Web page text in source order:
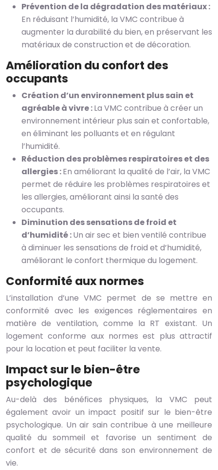
Prévention de la dégradation des matériaux :
En réduisant l’humidité, la VMC contribue à
augmenter la durabilité du bien, en préservant les
matériaux de construction et de décoration.
Amélioration du confort des
occupants
Création d’un environnement plus sain et
agréable à vivre :La VMC contribue à créer un
environnement intérieur plus sain et confortable,
en éliminant les polluants et en régulant
l’humidité.
Réduction des problèmes respiratoires et des
allergies :En améliorant la qualité de l’air, la VMC
permet de réduire les problèmes respiratoires et
les allergies, améliorant ainsi la santé des
occupants.
Diminution des sensations de froid et
d’humidité :Un air sec et bien ventilé contribue
à diminuer les sensations de froid et d’humidité,
améliorant le confort thermique du logement.
Conformité aux normes
L’installation d’une VMC permet de se mettre en
conformité avec les exigences réglementaires en
matière de ventilation, comme la RT existant. Un
logement conforme aux normes est plus attractif
pour la location et peut faciliter la vente.
Impact sur le bien-être
psychologique
Au-delà des bénéfices physiques, la VMC peut
également avoir un impact positif sur le bien-être
psychologique. Un air sain contribue à une meilleure
qualité du sommeil et favorise un sentiment de
confort et de sécurité dans son environnement de
vie.